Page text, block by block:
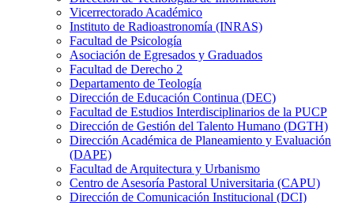
Vicerrectorado Académico
Instituto de Radioastronomía (INRAS)
Facultad de Psicología
Asociación de Egresados y Graduados
Facultad de Derecho 2
Departamento de Teología
Dirección de Educación Continua (DEC)
Facultad de Estudios Interdisciplinarios de la PUCP
Dirección de Gestión del Talento Humano (DGTH)
Dirección Académica de Planeamiento y Evaluación
(DAPE)
Facultad de Arquitectura y Urbanismo
Centro de Asesoría Pastoral Universitaria (CAPU)
Dirección de Comunicación Institucional (DCI)